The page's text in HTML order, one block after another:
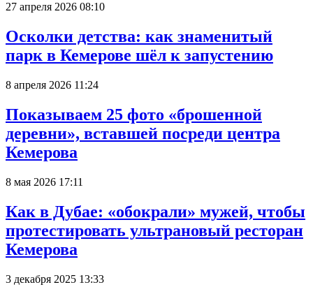
27 апреля 2026 08:10
Осколки детства: как знаменитый
парк в Кемерове шёл к запустению
8 апреля 2026 11:24
Показываем 25 фото «брошенной
деревни», вставшей посреди центра
Кемерова
8 мая 2026 17:11
Как в Дубае: «обокрали» мужей, чтобы
протестировать ультрановый ресторан
Кемерова
3 декабря 2025 13:33